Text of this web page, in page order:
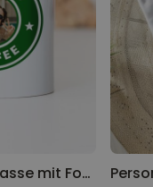
Personalisierbare Tasse mit Foto und Namen